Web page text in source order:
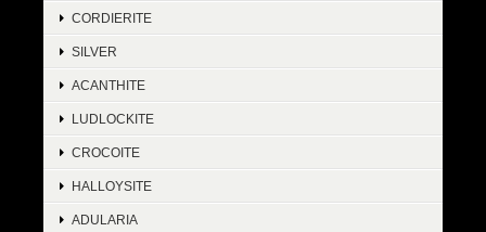
CORDIERITE
SILVER
ACANTHITE
LUDLOCKITE
CROCOITE
HALLOYSITE
ADULARIA